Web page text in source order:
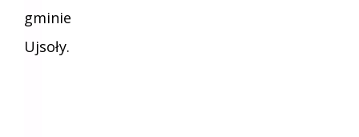
gminie
Ujsoły.